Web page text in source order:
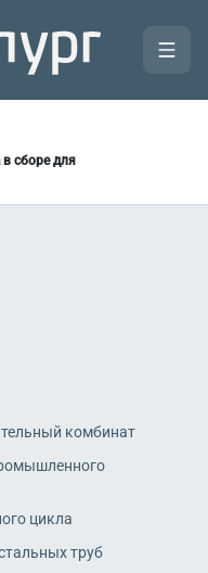
в сборе для
комбинат
цикла
труб